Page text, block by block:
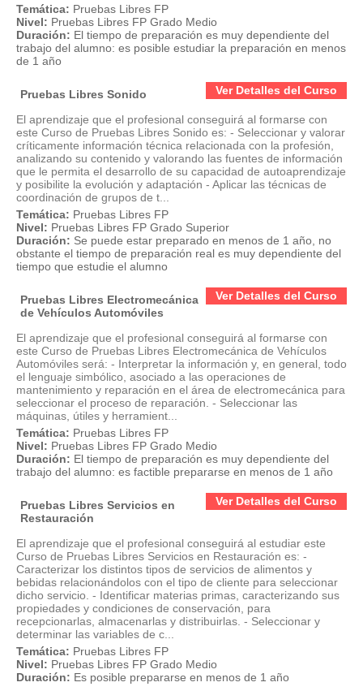
Temática: Pruebas Libres FP
Nivel: Pruebas Libres FP Grado Medio
Duración: El tiempo de preparación es muy dependiente del
trabajo del alumno: es posible estudiar la preparación en menos
de 1 año
Ver Detalles del Curso
Pruebas Libres Sonido
El aprendizaje que el profesional conseguirá al formarse con
este Curso de Pruebas Libres Sonido es: - Seleccionar y valorar
críticamente información técnica relacionada con la profesión,
analizando su contenido y valorando las fuentes de información
que le permita el desarrollo de su capacidad de autoaprendizaje
y posibilite la evolución y adaptación - Aplicar las técnicas de
coordinación de grupos de t...
Temática: Pruebas Libres FP
Nivel: Pruebas Libres FP Grado Superior
Duración: Se puede estar preparado en menos de 1 año, no
obstante el tiempo de preparación real es muy dependiente del
tiempo que estudie el alumno
Ver Detalles del Curso
Pruebas Libres Electromecánica
de Vehículos Automóviles
El aprendizaje que el profesional conseguirá al formarse con
este Curso de Pruebas Libres Electromecánica de Vehículos
Automóviles será: - Interpretar la información y, en general, todo
el lenguaje simbólico, asociado a las operaciones de
mantenimiento y reparación en el área de electromecánica para
seleccionar el proceso de reparación. - Seleccionar las
máquinas, útiles y herramient...
Temática: Pruebas Libres FP
Nivel: Pruebas Libres FP Grado Medio
Duración: El tiempo de preparación es muy dependiente del
trabajo del alumno: es factible prepararse en menos de 1 año
Ver Detalles del Curso
Pruebas Libres Servicios en
Restauración
El aprendizaje que el profesional conseguirá al estudiar este
Curso de Pruebas Libres Servicios en Restauración es: -
Caracterizar los distintos tipos de servicios de alimentos y
bebidas relacionándolos con el tipo de cliente para seleccionar
dicho servicio. - Identificar materias primas, caracterizando sus
propiedades y condiciones de conservación, para
recepcionarlas, almacenarlas y distribuirlas. - Seleccionar y
determinar las variables de c...
Temática: Pruebas Libres FP
Nivel: Pruebas Libres FP Grado Medio
Duración: Es posible prepararse en menos de 1 año